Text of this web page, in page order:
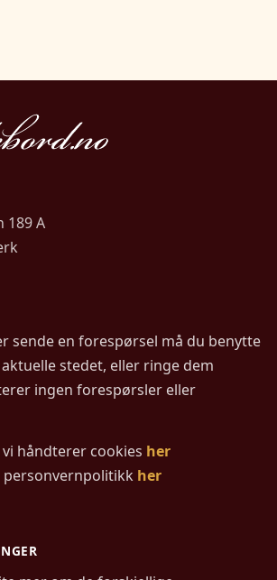
189 A
sende en forespørsel må du benytte
stedet, eller ringe dem
ingen forespørsler eller
håndterer cookies her
personvernpolitikk her